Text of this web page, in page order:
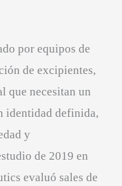
por equipos de
de excipientes,
que necesitan un
identidad definida,
y
de 2019 en
evaluó sales de